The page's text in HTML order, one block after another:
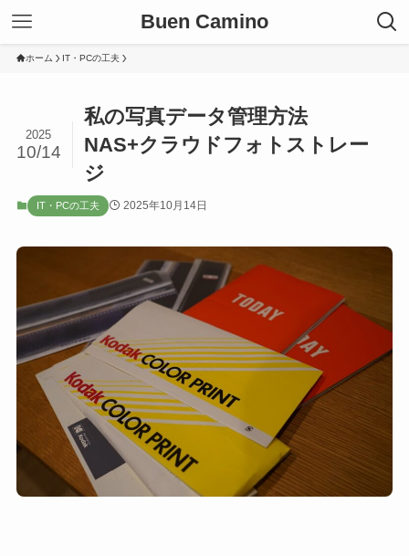
Buen Camino
ホーム IT・PCの工夫
私の写真データ管理方法
NAS+クラウドフォトストレー
ジ
2025
10/14
IT・PCの工夫 2025年10月14日